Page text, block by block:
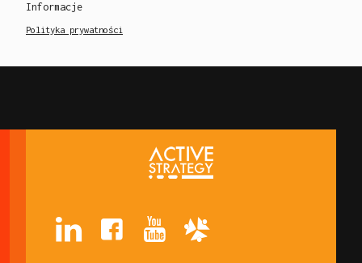
Informacje
Polityka prywatności